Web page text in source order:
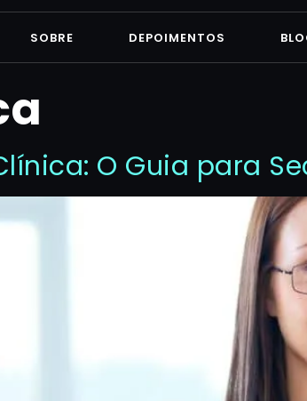
SOBRE DEPOIMENTOS
O Guia para